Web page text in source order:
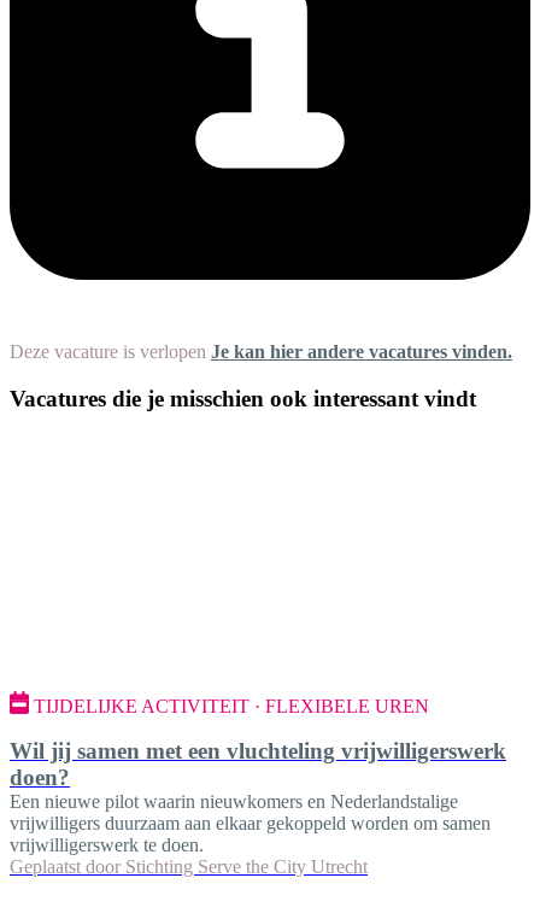
Deze vacature is verlopen Je kan hier andere vacatures vinden.
Vacatures die je misschien ook interessant vindt
TIJDELIJKE ACTIVITEIT · FLEXIBELE UREN
Wil jij samen met een vluchteling vrijwilligerswerk
doen?
Een nieuwe pilot waarin nieuwkomers en Nederlandstalige
vrijwilligers duurzaam aan elkaar gekoppeld worden om samen
vrijwilligerswerk te doen.
Geplaatst door Stichting Serve the City Utrecht